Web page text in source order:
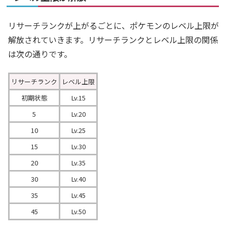
リサーチランクが上がるごとに、ポケモンのレベル上限が
解放されていきます。リサーチランクとレベル上限の関係
は次の通りです。
リサーチランク
レベル上限
初期状態
Lv.15
5
Lv.20
10
Lv.25
15
Lv.30
20
Lv.35
30
Lv.40
35
Lv.45
45
Lv.50